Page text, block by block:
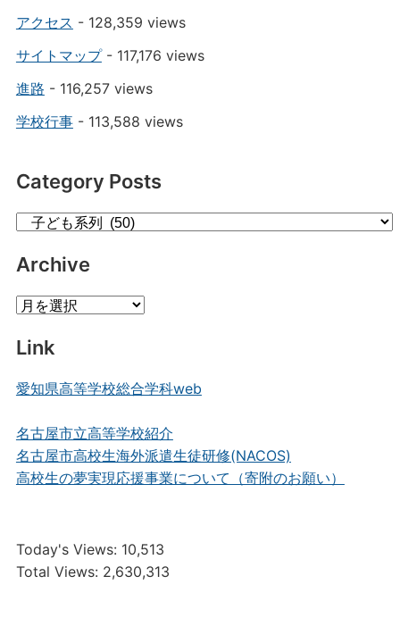
アクセス - 128,359 views
サイトマップ- 117,176 views
進路 - 116,257 views
学校行事- 113,588 views
Category Posts
Category
Archive
Archive
Link
愛知県高等学校総合学科web
名古屋市立高等学校紹介
名古屋市高校生海外派遣生徒研修(NACOS)
高校生の夢実現応援事業について（寄附のお願い）
Today's Views: 10,513
Total Views: 2,630,313